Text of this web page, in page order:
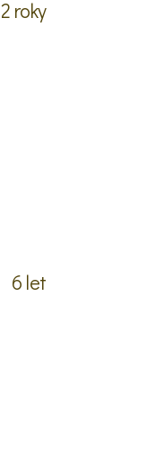
2 roky
6 let